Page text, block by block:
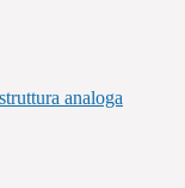
analoga